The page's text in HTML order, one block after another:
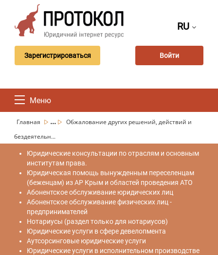
RU
Зарегистрироваться Войти
Меню
Главная ...
Обжалование других решений, действий и
бездеятельн...
Юридические консультации по отраслям и основным
институтам права.
Юридическая помощь вынужденным переселенцам
(беженцам) из АР Крым и областей проведения АТО
Абонентское обслуживание юридических лиц
Абонентское обслуживание физических лиц -
предпринимателей
Нотариусы (раздел только для нотариусов)
Юридические услуги в сфере девелопмента
Аутсорсинговые юридические услуги
Юридические услуги в исполнительном производстве